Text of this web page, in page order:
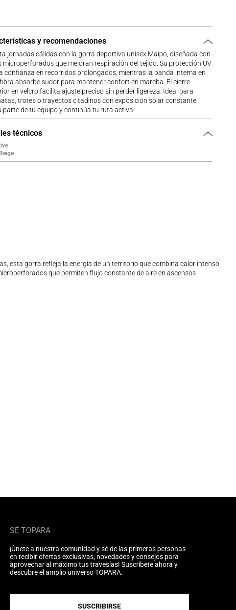
y recomendaciones
jornadas cálidas con la gorra deportiva unisex Maipo, diseñada con
microperforados que mejoran respiración del tejido. Su protección UV
confianza en recorridos prolongados, mientras la banda interna en
absorbe sudor para mantener confort en marcha. El cierre
en velcro facilita ajuste preciso sin perder ligereza. Ideal para
trotes o trayectos citadinos con exposición solar constante.
parte de tu equipo y continúa tu ruta activa!
técnicos
Beige
esta gorra refleja la energía de un territorio que combina calor intenso
que permiten flujo constante de aire en ascensos
SÉ TOPARA
¡Únete a nuestra comunidad y sé de las primeras personas
en recibir ofertas exclusivas, novedades y consejos para
aprovechar al máximo tus travesías! Suscríbete ahora y
descubre el amplio universo TOPARA.
SUSCRIBIRSE